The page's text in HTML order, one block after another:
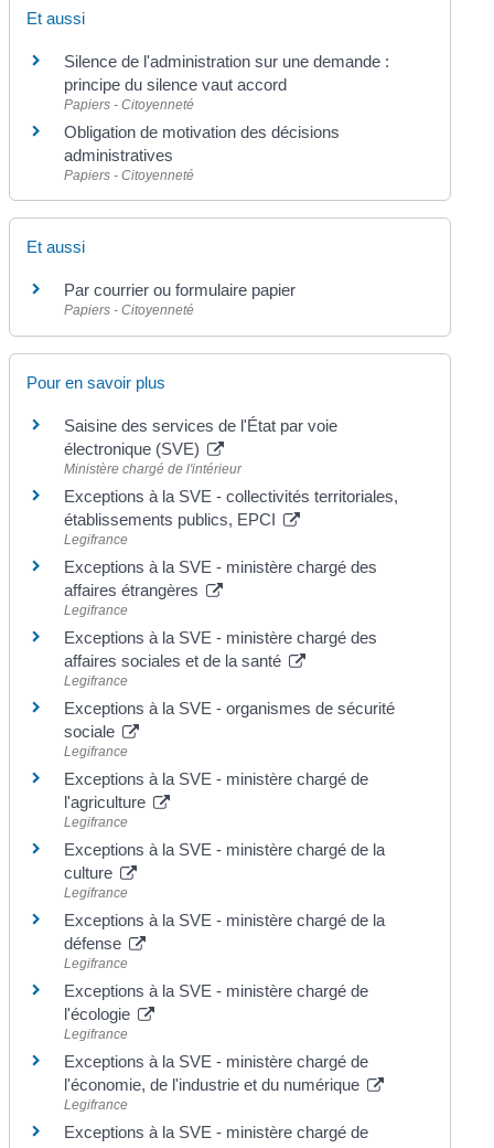
Et aussi
Silence de l'administration sur une demande :
principe du silence vaut accord
Papiers - Citoyenneté
Obligation de motivation des décisions
administratives
Papiers - Citoyenneté
Et aussi
Par courrier ou formulaire papier
Papiers - Citoyenneté
Pour en savoir plus
Saisine des services de l'État par voie
électronique (SVE)
Ministère chargé de l'intérieur
Exceptions à la SVE - collectivités territoriales,
établissements publics, EPCI
Legifrance
Exceptions à la SVE - ministère chargé des
affaires étrangères
Legifrance
Exceptions à la SVE - ministère chargé des
affaires sociales et de la santé
Legifrance
Exceptions à la SVE - organismes de sécurité
sociale
Legifrance
Exceptions à la SVE - ministère chargé de
l'agriculture
Legifrance
Exceptions à la SVE - ministère chargé de la
culture
Legifrance
Exceptions à la SVE - ministère chargé de la
défense
Legifrance
Exceptions à la SVE - ministère chargé de
l'écologie
Legifrance
Exceptions à la SVE - ministère chargé de
l'économie, de l'industrie et du numérique
Legifrance
Exceptions à la SVE - ministère chargé de